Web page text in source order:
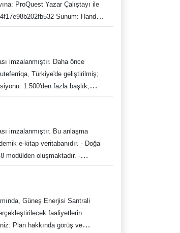
Sunum: Handan
linki:
ProQuest Central Premium'u
Sunum: Handan
11:00 60 dk Kayıt linki:
imzalanmıştır. Daha önce
Türkiye'de geliştirilmiş;
1.500'den fazla başlık,
Osmanlıca ve Türkçe içerik
Erişim adresi:
Recep Tayyip Erdoğan Engelli
adukutuphane
imzalanmıştır. Bu anlaşma
e-kitap veritabanıdır. - Doğa
modülden oluşmaktadır. -
Kütüphane Veri Tabanları
https://kutuphane.adu.edu.tr
Tel: 0256 218 20 00/2840-
Güneş Enerjisi Santrali
faaliyetlerin
Plan hakkında görüş ve